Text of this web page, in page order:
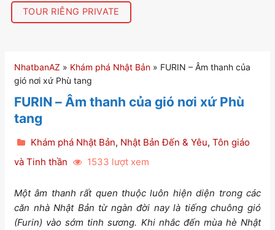
TOUR RIÊNG PRIVATE
NhatbanAZ » Khám phá Nhật Bản » FURIN – Âm thanh của
gió nơi xứ Phù tang
FURIN – Âm thanh của gió nơi xứ Phù
tang
Khám phá Nhật Bản, Nhật Bản Đến & Yêu, Tôn giáo
và Tinh thần
1533 lượt xem
Một âm thanh rất quen thuộc luôn hiện diện trong các
căn nhà Nhật Bản từ ngàn đời nay là tiếng chuông gió
(Furin) vào sớm tinh sương. Khi nhắc đến mùa hè Nhật